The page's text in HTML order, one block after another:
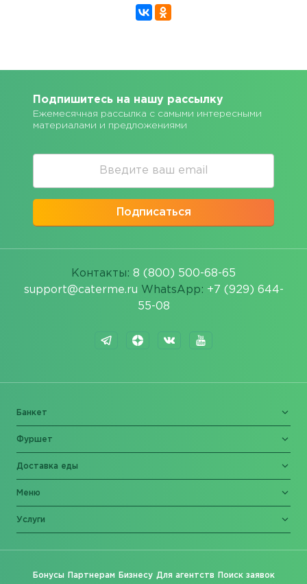
Подпишитесь на нашу рассылку
Ежемесячная рассылка с самыми интересными
материалами и предложениями
Подписаться
Контакты: 8 (800) 500-68-65
support@caterme.ru WhatsApp: +7 (929) 644-
55-08
Банкет
Фуршет
Доставка еды
Меню
Услуги
Бонусы Партнерам Бизнесу Для агентств Поиск заявок